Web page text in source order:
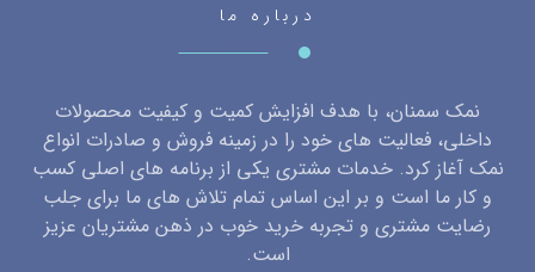
درباره ما
نمک سمنان، با هدف افزایش کمیت و کیفیت محصولات
داخلی، فعالیت های خود را در زمینه فروش و صادرات انواع
نمک آغاز کرد. خدمات مشتری یکی از برنامه های اصلی کسب
و کار ما است و بر این اساس تمام تلاش های ما برای جلب
رضایت مشتری و تجربه خرید خوب در ذهن مشتریان عزیز
است.